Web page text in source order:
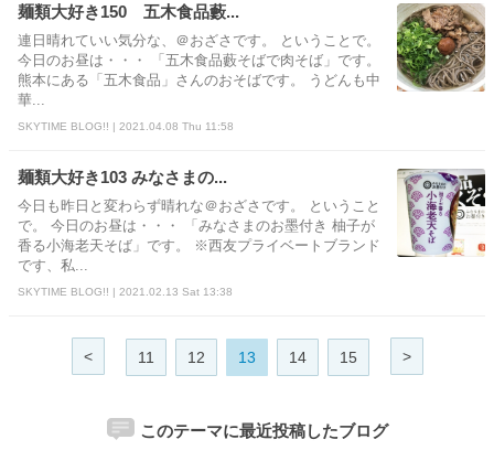
麺類大好き150 五木食品藪...
連日晴れていい気分な、＠おざさです。 ということで。
今日のお昼は・・・ 「五木食品藪そばで肉そば」です。
熊本にある「五木食品」さんのおそばです。 うどんも中
華...
SKYTIME BLOG!! | 2021.04.08 Thu 11:58
麺類大好き103 みなさまの...
今日も昨日と変わらず晴れな＠おざさです。 ということ
で。 今日のお昼は・・・ 「みなさまのお墨付き 柚子が
香る小海老天そば」です。 ※西友プライベートブランド
です、私...
SKYTIME BLOG!! | 2021.02.13 Sat 13:38
< 11 12 13 14 15 >
このテーマに最近投稿したブログ